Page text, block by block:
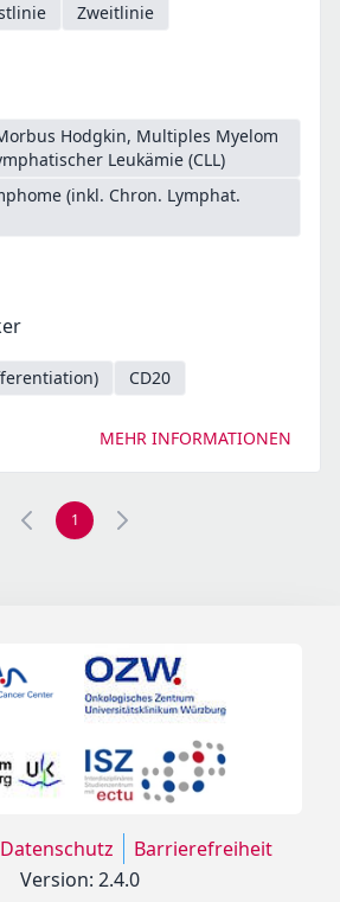
Zweitlinie
Hodgkin, Multiples Myelom
Leukämie (CLL)
(inkl. Chron. Lymphat.
CD20
MEHR INFORMATIONEN
1
Datenschutz
Barrierefreiheit
Version: 2.4.0